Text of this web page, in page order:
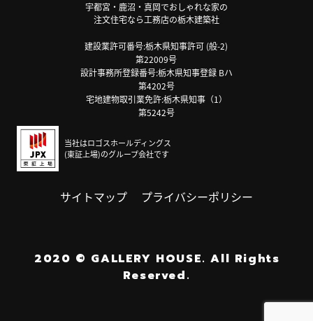
宇都宮・鹿沼・真岡でおしゃれな家の
注文住宅なら工務店の栃木建築社
建設業許可番号:栃木県知事許可 (般-2)
第22009号
設計事務所登録番号:栃木県知事登録 Bハ
第4202号
宅地建物取引業免許:栃木県知事（1）
第5242号
当社はロゴスホールディングス
(東証上場)のグループ会社です
サイトマップ プライバシーポリシー
2020 © GALLERY HOUSE. All Rights
Reserved.